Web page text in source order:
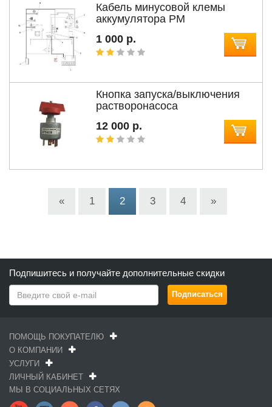
Кабель минусовой клемы
аккумулятора РМ
1 000 р.
Кнопка запуска/выключения
растворонасоса
12 000 р.
« 1 2 3 4 »
Подпишитесь и получайте дополнительные скидки
ПОМОЩЬ ПОКУПАТЕЛЮ
О КОМПАНИИ
УСЛУГИ
ЛИЧНЫЙ КАБИНЕТ
МЫ В СОЦИАЛЬНЫХ СЕТЯХ